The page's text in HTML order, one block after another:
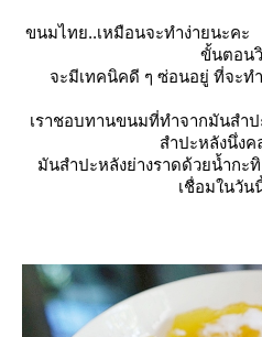
ขนมไทย..เหมือนจะทำง่ายนะคะ
ขั้นตอน
จะมีเทคนิคดี ๆ ซ่อนอยู่ ที่จะ
เราชอบทานขนมที่ทำจากมันสำ
สำปะหลังนึ่งค
มันสำปะหลังย่างราดด้วยน้ำก
เชื่อมในวัน